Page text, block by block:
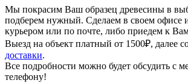
Мы покрасим Ваш образец древесины в
подберем нужный. Сделаем в своем офисе
курьером или по почте, либо приедем к
Выезд на объект платный от 1500₽, далее
доставки.
Все подробности можно будет обсудить с
телефону!